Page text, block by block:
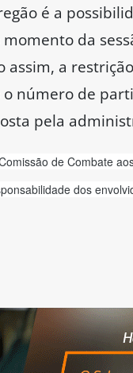
é a
da
a
número de
pela
de Combate
dos